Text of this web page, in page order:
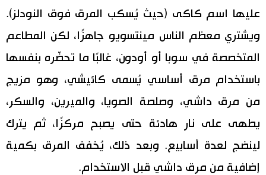
عليها اسم كاكى (حيث يُسكب المرق فوق النودلز).
ويشتري معظم الناس مينتسويو جاهزًا، لكن المطاعم
المتخصصة في سوبا أو أودون، غالبًا ما تحضّره بنفسها
باستخدام مرق أساسي يُسمى كائيشي، وهو مزيج
من مرق داشي، وصلصة الصويا، والميرين، والسكر،
يطهى على نار هادئة حتى يصبح مركزًا، ثم يترك
لينضج لعدة أسابيع. وبعد ذلك، يُخفف المرق بكمية
إضافية من مرق داشي قبل الاستخدام.